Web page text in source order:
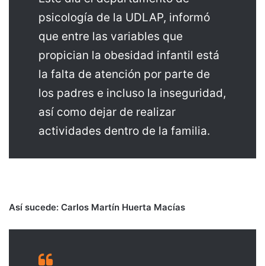
psicología de la UDLAP, informó
que entre las variables que
propician la obesidad infantil está
la falta de atención por parte de
los padres e incluso la inseguridad,
así como dejar de realizar
actividades dentro de la familia.
Así sucede: Carlos Martín Huerta Macías